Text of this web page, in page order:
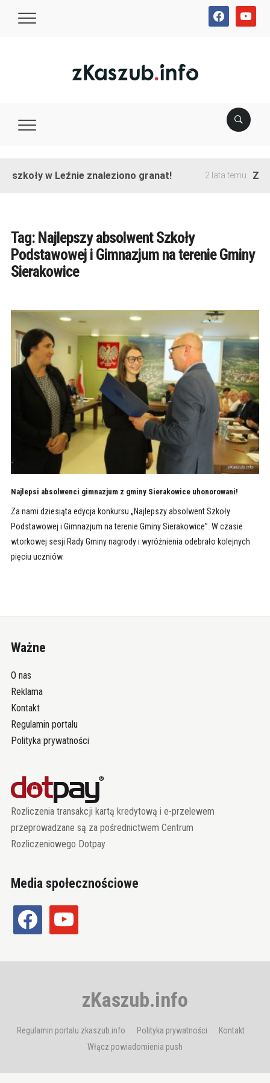
facebookyoutube
szkoły w Leźnie znaleziono granat! 2 lata temu
Tag: Najlepszy absolwent Szkoły
Podstawowej i Gimnazjum na terenie Gminy
Sierakowice
Najlepsi absolwenci gimnazjum z gminy Sierakowice uhonorowani!
Za nami dziesiąta edycja konkursu „Najlepszy absolwent Szkoły
Podstawowej i Gimnazjum na terenie Gminy Sierakowice”. W czasie
wtorkowej sesji Rady Gminy nagrody i wyróżnienia odebrało kolejnych
pięciu uczniów.
Ważne
O nas
Reklama
Kontakt
Regulamin portalu
Polityka prywatności
Rozliczenia transakcji kartą kredytową i e-przelewem
przeprowadzane są za pośrednictwem Centrum
Rozliczeniowego Dotpay
Media społecznościowe
facebook youtube
zKaszub.info
Regulamin portalu zkaszub.info Polityka prywatności
Kontakt
Włącz powiadomienia push